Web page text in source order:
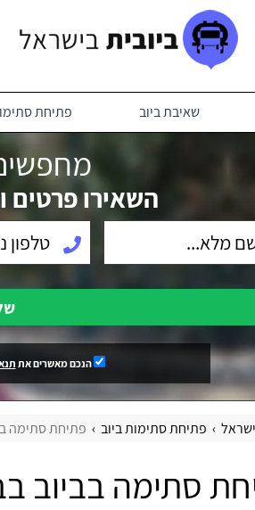
שאיבת ביוב פתיחת
השאירו פרטים
הנכם מאשרים את
פתיחת סתימות ביוב פתיחת סתימה
סתימה בביוב